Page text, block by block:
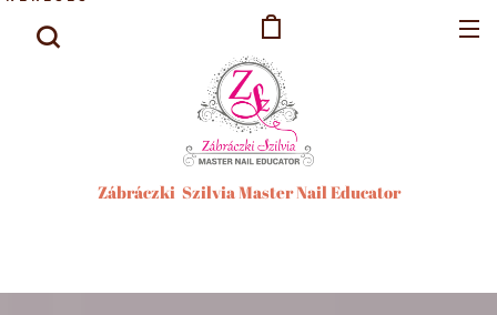
Zábráczki Szilvia Master Nail Educator